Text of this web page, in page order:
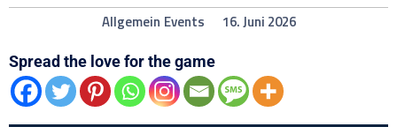
Allgemein Events 16. Juni 2026
Spread the love for the game